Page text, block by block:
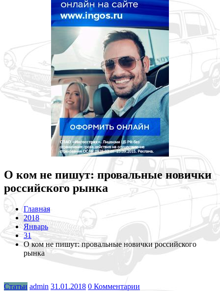
О ком не пишут: провальные новички
российского рынка
Главная
2018
Январь
31
О ком не пишут: провальные новички российского
рынка
Статьи admin 31.01.2018 0 Комментарии